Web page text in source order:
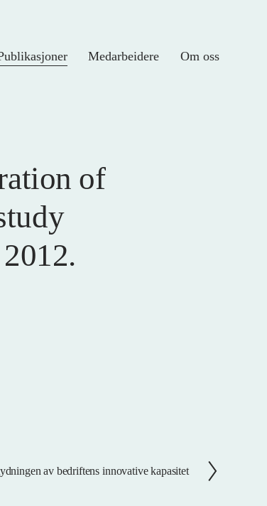
Medarbeidere Om oss
of
av bedriftens innovative kapasitet